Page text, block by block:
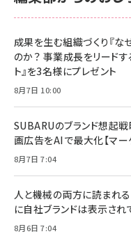
anan(
スペシャ
￥1,100
anan(ア
￥880
ママ投資
組織の
￥1,980
すい ガ
2枚セッ
￥1,599
￥6,980
全ワイヤ
技術基準
￥5,990
Amazon
￥5,000
Anker
Pro/Air
￥1,890
サッポ
ル ケー
成果を生む組織づくり『
のか？ 事業成長をリードす
ト』を3名様にプレゼント
8月7日 10:00
SUBARUのブランド想起戦
画広告をAIで最大化【マー
8月7日 7:04
人と機械の両方に読まれる
に自社ブランドは表示され
8月6日 7:04